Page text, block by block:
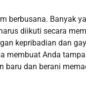
berbusana. Banyak
diikuti secara
kepribadian dan
membuat Anda
baru dan berani